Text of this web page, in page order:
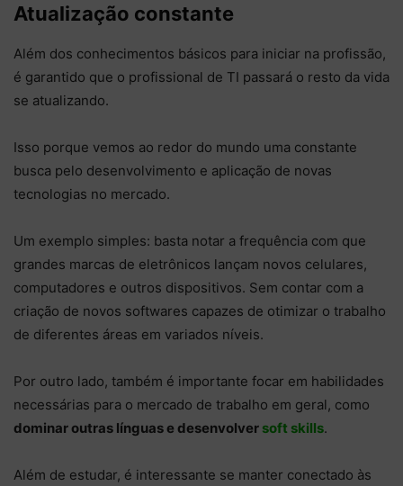
Atualização constante
Além dos conhecimentos básicos para iniciar na profissão,
é garantido que o profissional de TI passará o resto da vida
se atualizando.
Isso porque vemos ao redor do mundo uma constante
busca pelo desenvolvimento e aplicação de novas
tecnologias no mercado.
Um exemplo simples: basta notar a frequência com que
grandes marcas de eletrônicos lançam novos celulares,
computadores e outros dispositivos. Sem contar com a
criação de novos softwares capazes de otimizar o trabalho
de diferentes áreas em variados níveis.
Por outro lado, também é importante focar em habilidades
necessárias para o mercado de trabalho em geral, como
dominar outras línguas e desenvolver soft skills.
Além de estudar, é interessante se manter conectado às